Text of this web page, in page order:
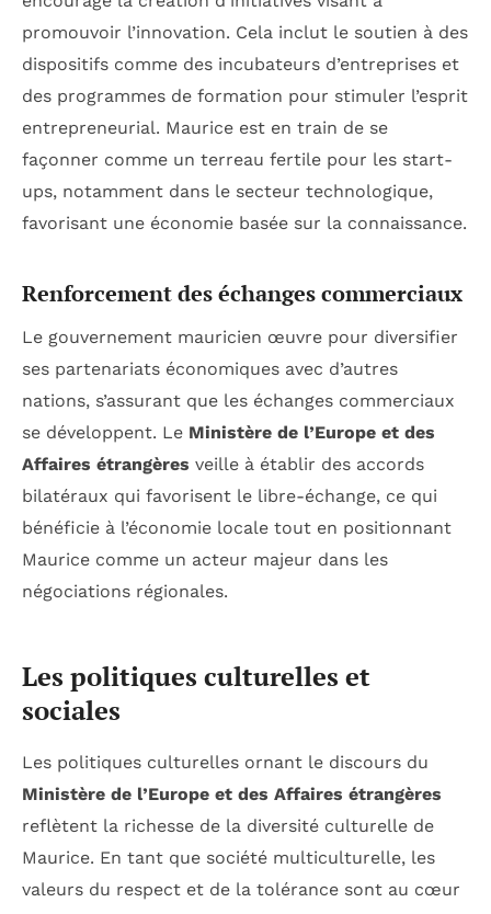
promouvoir l’innovation. Cela inclut le soutien à des
dispositifs comme des incubateurs d’entreprises et
des programmes de formation pour stimuler l’esprit
entrepreneurial. Maurice est en train de se
façonner comme un terreau fertile pour les start-
ups, notamment dans le secteur technologique,
favorisant une économie basée sur la connaissance.
Renforcement des échanges commerciaux
Le gouvernement mauricien œuvre pour diversifier
ses partenariats économiques avec d’autres
nations, s’assurant que les échanges commerciaux
se développent. Le Ministère de l’Europe et des
Affaires étrangères veille à établir des accords
bilatéraux qui favorisent le libre-échange, ce qui
bénéficie à l’économie locale tout en positionnant
Maurice comme un acteur majeur dans les
négociations régionales.
Les politiques culturelles et
sociales
Les politiques culturelles ornant le discours du
Ministère de l’Europe et des Affaires étrangères
reflètent la richesse de la diversité culturelle de
Maurice. En tant que société multiculturelle, les
valeurs du respect et de la tolérance sont au cœur